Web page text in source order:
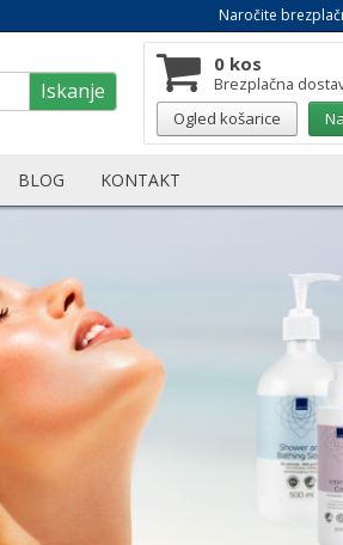
Naročite
Iskanje
0 kos
Brezplačna
Ogled košarice
BLOG KONTAKT